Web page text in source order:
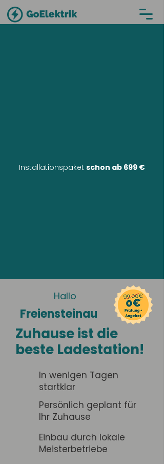
Installationspaket schon ab 699 €
Hallo
Freiensteinau
Zuhause ist die
beste Ladestation!
In wenigen Tagen
startklar
Persönlich geplant für
Ihr Zuhause
Einbau durch lokale
Meisterbetriebe